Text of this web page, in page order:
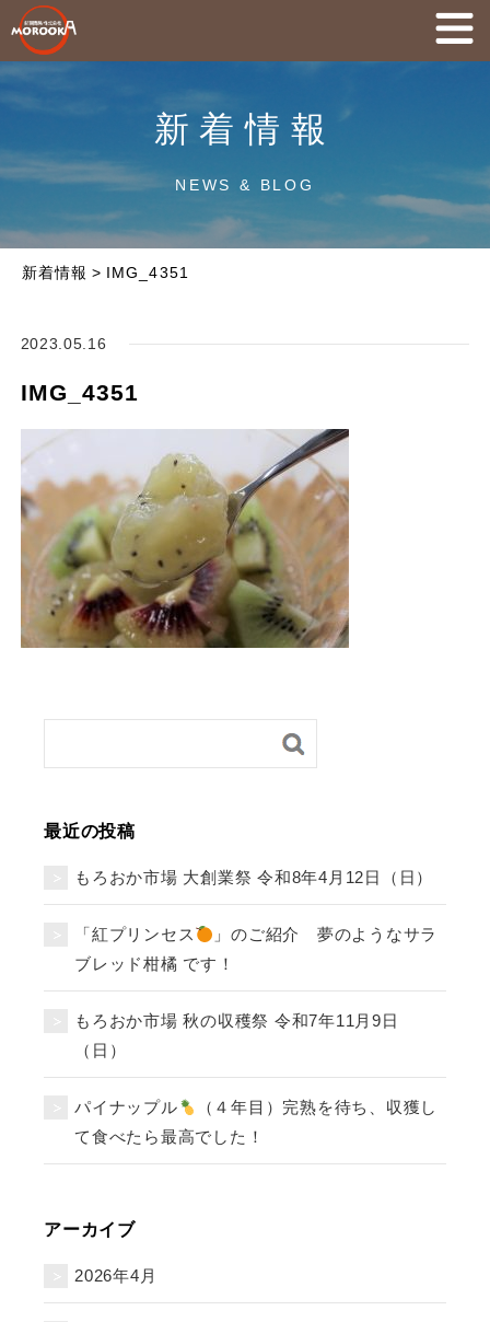
新着情報
NEWS & BLOG
新着情報 > IMG_4351
2023.05.16
IMG_4351
最近の投稿
もろおか市場 大創業祭 令和8年4月12日（日）
「紅プリンセス
」のご紹介 夢のようなサラ
ブレッド柑橘 です！
もろおか市場 秋の収穫祭 令和7年11月9日
（日）
パイナップル
（４年目）完熟を待ち、収獲し
て食べたら最高でした！
アーカイブ
2026年4月